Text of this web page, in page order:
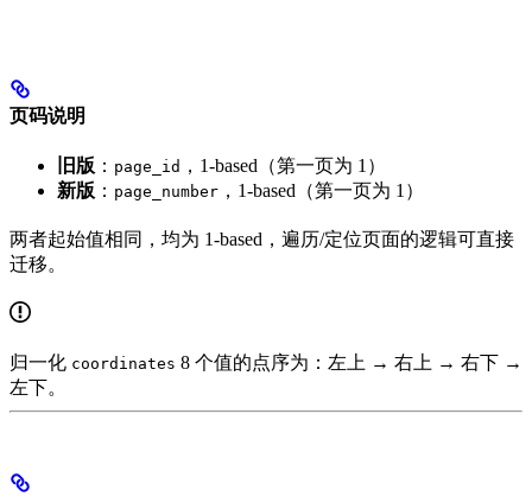
页码说明
旧版 ： page_id ，1-based（第一页为 1）
新版 ： page_number ，1-based（第一页为 1）
两者起始值相同，均为 1-based，遍历/定位页面的逻辑可直接
迁移。
归一化 coordinates 8 个值的点序为：左上 → 右上 → 右下 →
左下。